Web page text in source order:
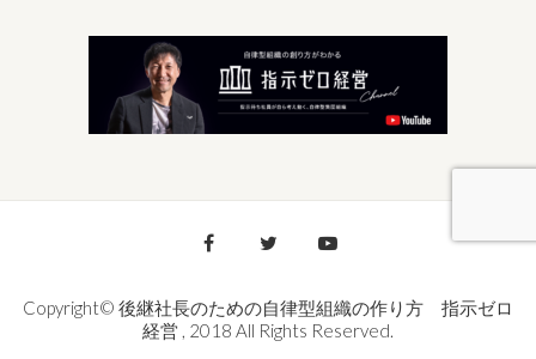
Copyright© 後継社長のための自律型組織の作り方 指示ゼロ
経営 , 2018 All Rights Reserved.